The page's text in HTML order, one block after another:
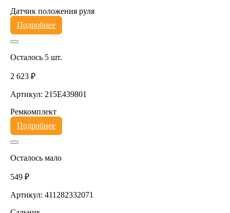
Датчик положения руля
Подробнее
Осталось 5 шт.
2 623 ₽
Артикул: 215E439801
Ремкомплект
Подробнее
Осталось мало
549 ₽
Артикул: 411282332071